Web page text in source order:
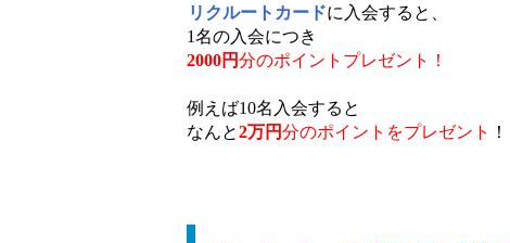
リクルートカードに入会すると、
1名の入会につき
2000円分のポイントプレゼント！
例えば10名入会すると
なんと2万円分のポイントをプレゼント ！